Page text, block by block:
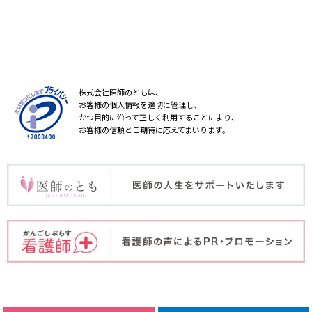
株式会社医師のともは、
お客様の個人情報を適切に管理し、
かつ目的に沿って正しく利用することにより、
お客様の信頼とご期待に応えてまいります。